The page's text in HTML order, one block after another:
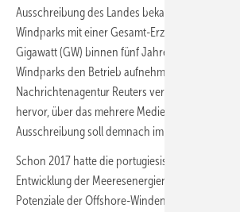
Ausschreibung des Landes bekannt, die den
Windparks mit einer Gesamt-
Gigawatt (GW) binnen fünf Jahren zum Ziel hat.
Windparks den Betrieb aufnehmen. Dies geht
Nachrichtenagentur Reuters verbreiteten Zitat
hervor, über das mehrere Medien inzwischen
Ausschreibung soll demnach im Sommer
Schon 2017 hatte die portugiesische Regierung
Entwicklung der Meeresenergienutzung erklärt,
Potenziale der Offshore-Windenergie enthalten.